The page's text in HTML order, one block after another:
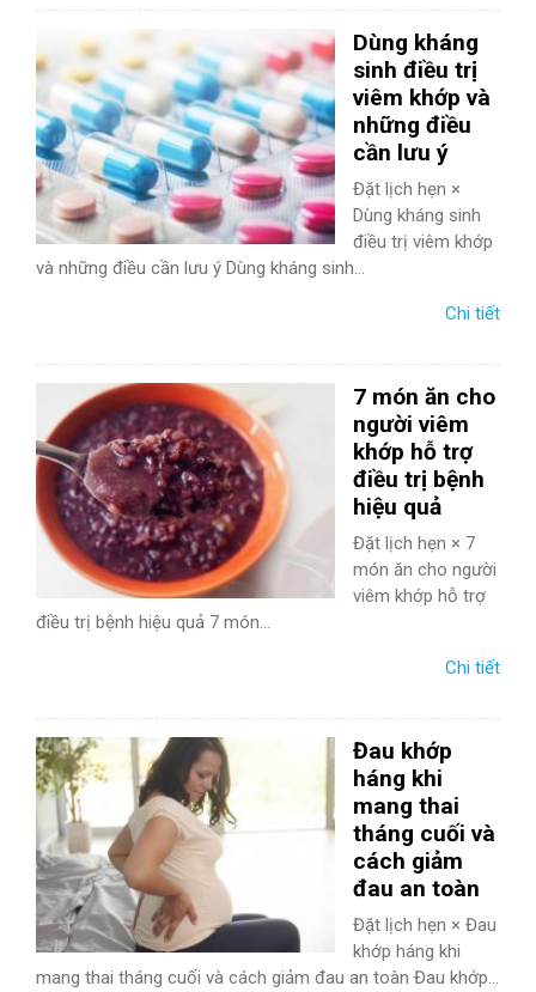
Dùng kháng
sinh điều trị
viêm khớp và
những điều
cần lưu ý
Đặt lịch hẹn ×
Dùng kháng sinh
điều trị viêm khớp
và những điều cần lưu ý Dùng kháng sinh...
Chi tiết
7 món ăn cho
người viêm
khớp hỗ trợ
điều trị bệnh
hiệu quả
Đặt lịch hẹn × 7
món ăn cho người
viêm khớp hỗ trợ
điều trị bệnh hiệu quả 7 món...
Chi tiết
Đau khớp
háng khi
mang thai
tháng cuối và
cách giảm
đau an toàn
Đặt lịch hẹn × Đau
khớp háng khi
mang thai tháng cuối và cách giảm đau an toàn Đau khớp...